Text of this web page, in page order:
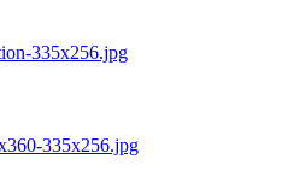
335x256.jpg
335x256.jpg